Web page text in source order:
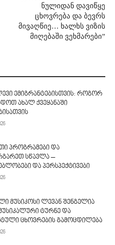
ნულიდან დავიწყე
ცხოვრება და ბევრს
მივაღწიე… ხალხს ვიზის
მიღებაში ვეხმარები”
ემიგრანტებისთვის: როგორ
ახალ ქვეყანაში
პროგრამები და
სწავლა –
და პერსპექტივები
მუსიკოსი ლევან შენგელია
ტურნე და
ცხოვრების გამოცდილება